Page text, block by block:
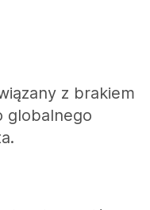
z brakiem
globalnego